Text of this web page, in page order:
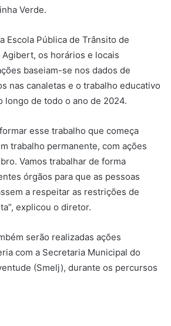
Verde.
Escola Pública de Trânsito de
os horários e locais
baseiam-se nos dados de
nas canaletas e o trabalho educativo
longo de todo o ano de 2024.
esse trabalho que começa
trabalho permanente, com ações
Vamos trabalhar de forma
órgãos para que as pessoas
a respeitar as restrições de
explicou o diretor.
serão realizadas ações
com a Secretaria Municipal do
(Smelj), durante os percursos